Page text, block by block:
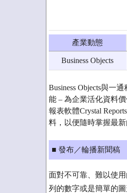
產業動態
Business Objects
Business Objects與一
能 – 為企業活化資料
報表軟體Crystal
料，以便隨時掌握最
■ 發布／輪播新聞稿
面對不可靠、難以使
列的數字或是簡單的